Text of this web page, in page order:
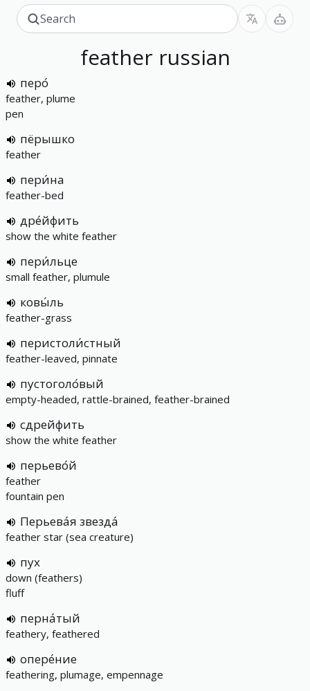
feather russian
перо́
feather, plume
pen
пёрышко
feather
пери́на
feather-bed
дре́йфить
show the white feather
пери́льце
small feather, plumule
ковы́ль
feather-grass
перистоли́стный
feather-leaved, pinnate
пустоголо́вый
empty-headed, rattle-brained, feather-brained
сдрейфить
show the white feather
перьево́й
feather
fountain pen
Перьева́я звезда́
feather star (sea creature)
пух
down (feathers)
fluff
перна́тый
feathery, feathered
опере́ние
feathering, plumage, empennage